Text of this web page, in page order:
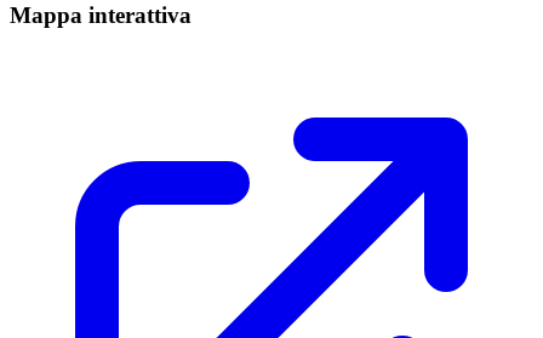
Mappa interattiva